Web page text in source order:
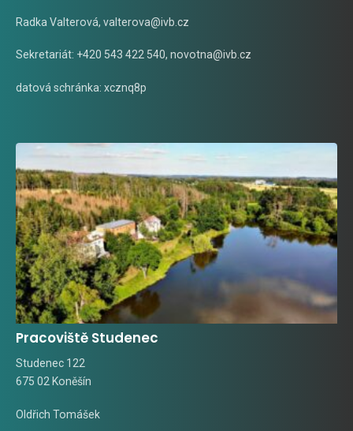
Radka Valterová, valterova@ivb.cz
Sekretariát: +420 543 422 540, novotna@ivb.cz
datová schránka: xcznq8p
Pracoviště Studenec
Studenec 122
675 02 Koněšín
Oldřich Tomášek